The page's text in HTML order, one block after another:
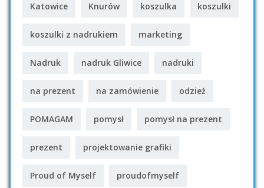
Katowice Knurów koszulka koszulki
koszulki z nadrukiem marketing
Nadruk nadruk Gliwice nadruki
na prezent na zamówienie odzież
POMAGAM pomysł pomysł na prezent
prezent projektowanie grafiki
Proud of Myself proudofmyself